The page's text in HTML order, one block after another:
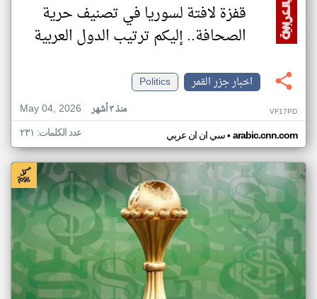
قفزة لافتة لسوريا في تصنيف حرية
الصحافة.. إليكم ترتيب الدول العربية
اخبار جزر القمر
Politics
May 04, 2026
منذ ٣ أشهر VF17PD
سي ان ان عربي• arabic.cnn.com عدد الكلمات: ٢٣١